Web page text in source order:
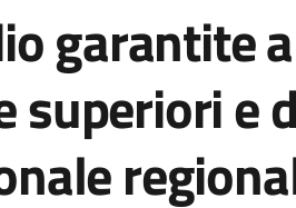
garantite a
e